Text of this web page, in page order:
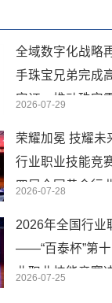
全域数字化战略
手珠宝兄弟完成
实证，推动珠宝
2026-07-29
荣耀加冕 技耀未
行业职业技能竞
四届全国黄金行
2026-07-28
2026年全国行业
——“百泰杯”第
业职业技能竞赛
2026-07-25